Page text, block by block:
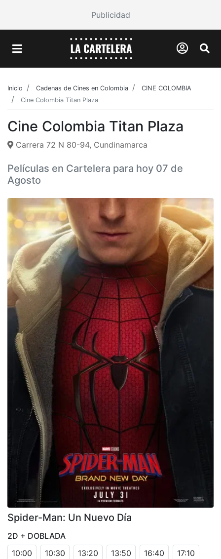
Publicidad
Inicio Cadenas de Cines en Colombia
CINE COLOMBIA
Cine Colombia Titan Plaza
Cine Colombia Titan Plaza
Carrera 72 N 80-94, Cundinamarca
Películas en Cartelera para hoy 07 de
Agosto
Spider-Man: Un Nuevo Día
2D + DOBLADA
10:00
10:30 13:20 13:50 16:40 17:10